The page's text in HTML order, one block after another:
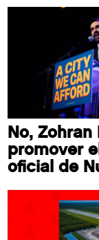
No,
promover
oficial de